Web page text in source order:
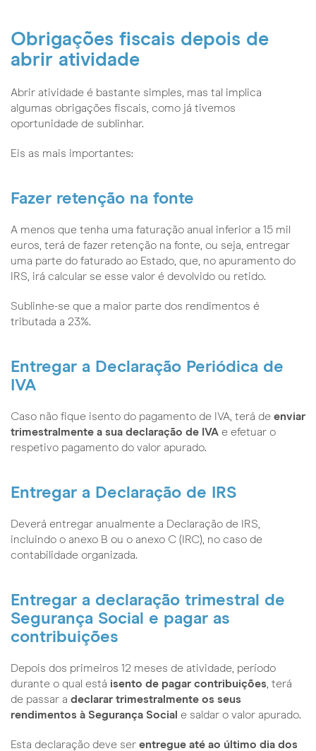
Obrigações fiscais depois de
abrir atividade
Abrir atividade é bastante simples, mas tal implica
algumas obrigações fiscais, como já tivemos
oportunidade de sublinhar.
Eis as mais importantes:
Fazer retenção na fonte
A menos que tenha uma faturação anual inferior a 15 mil
euros, terá de fazer retenção na fonte, ou seja, entregar
uma parte do faturado ao Estado, que, no apuramento do
IRS, irá calcular se esse valor é devolvido ou retido.
Sublinhe-se que a maior parte dos rendimentos é
tributada a 23%.
Entregar a Declaração Periódica de
IVA
Caso não fique isento do pagamento de IVA, terá de enviar
trimestralmente a sua declaração de IVA e efetuar o
respetivo pagamento do valor apurado.
Entregar a Declaração de IRS
Deverá entregar anualmente a Declaração de IRS,
incluindo o anexo B ou o anexo C (IRC), no caso de
contabilidade organizada.
Entregar a declaração trimestral de
Segurança Social e pagar as
contribuições
Depois dos primeiros 12 meses de atividade, período
durante o qual está isento de pagar contribuições , terá
de passar a declarar trimestralmente os seus
rendimentos à Segurança Social e saldar o valor apurado.
Esta declaração deve ser entregue até ao último dia dos